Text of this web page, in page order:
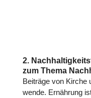
2.
zum Thema
Beiträge von
wende. Ernäh­rung